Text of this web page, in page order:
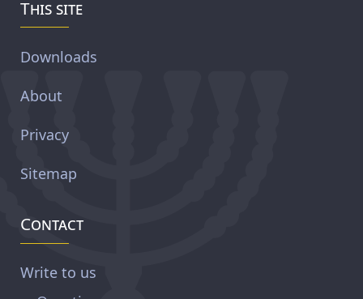
This site
Downloads
About
Privacy
Sitemap
Contact
Write to us